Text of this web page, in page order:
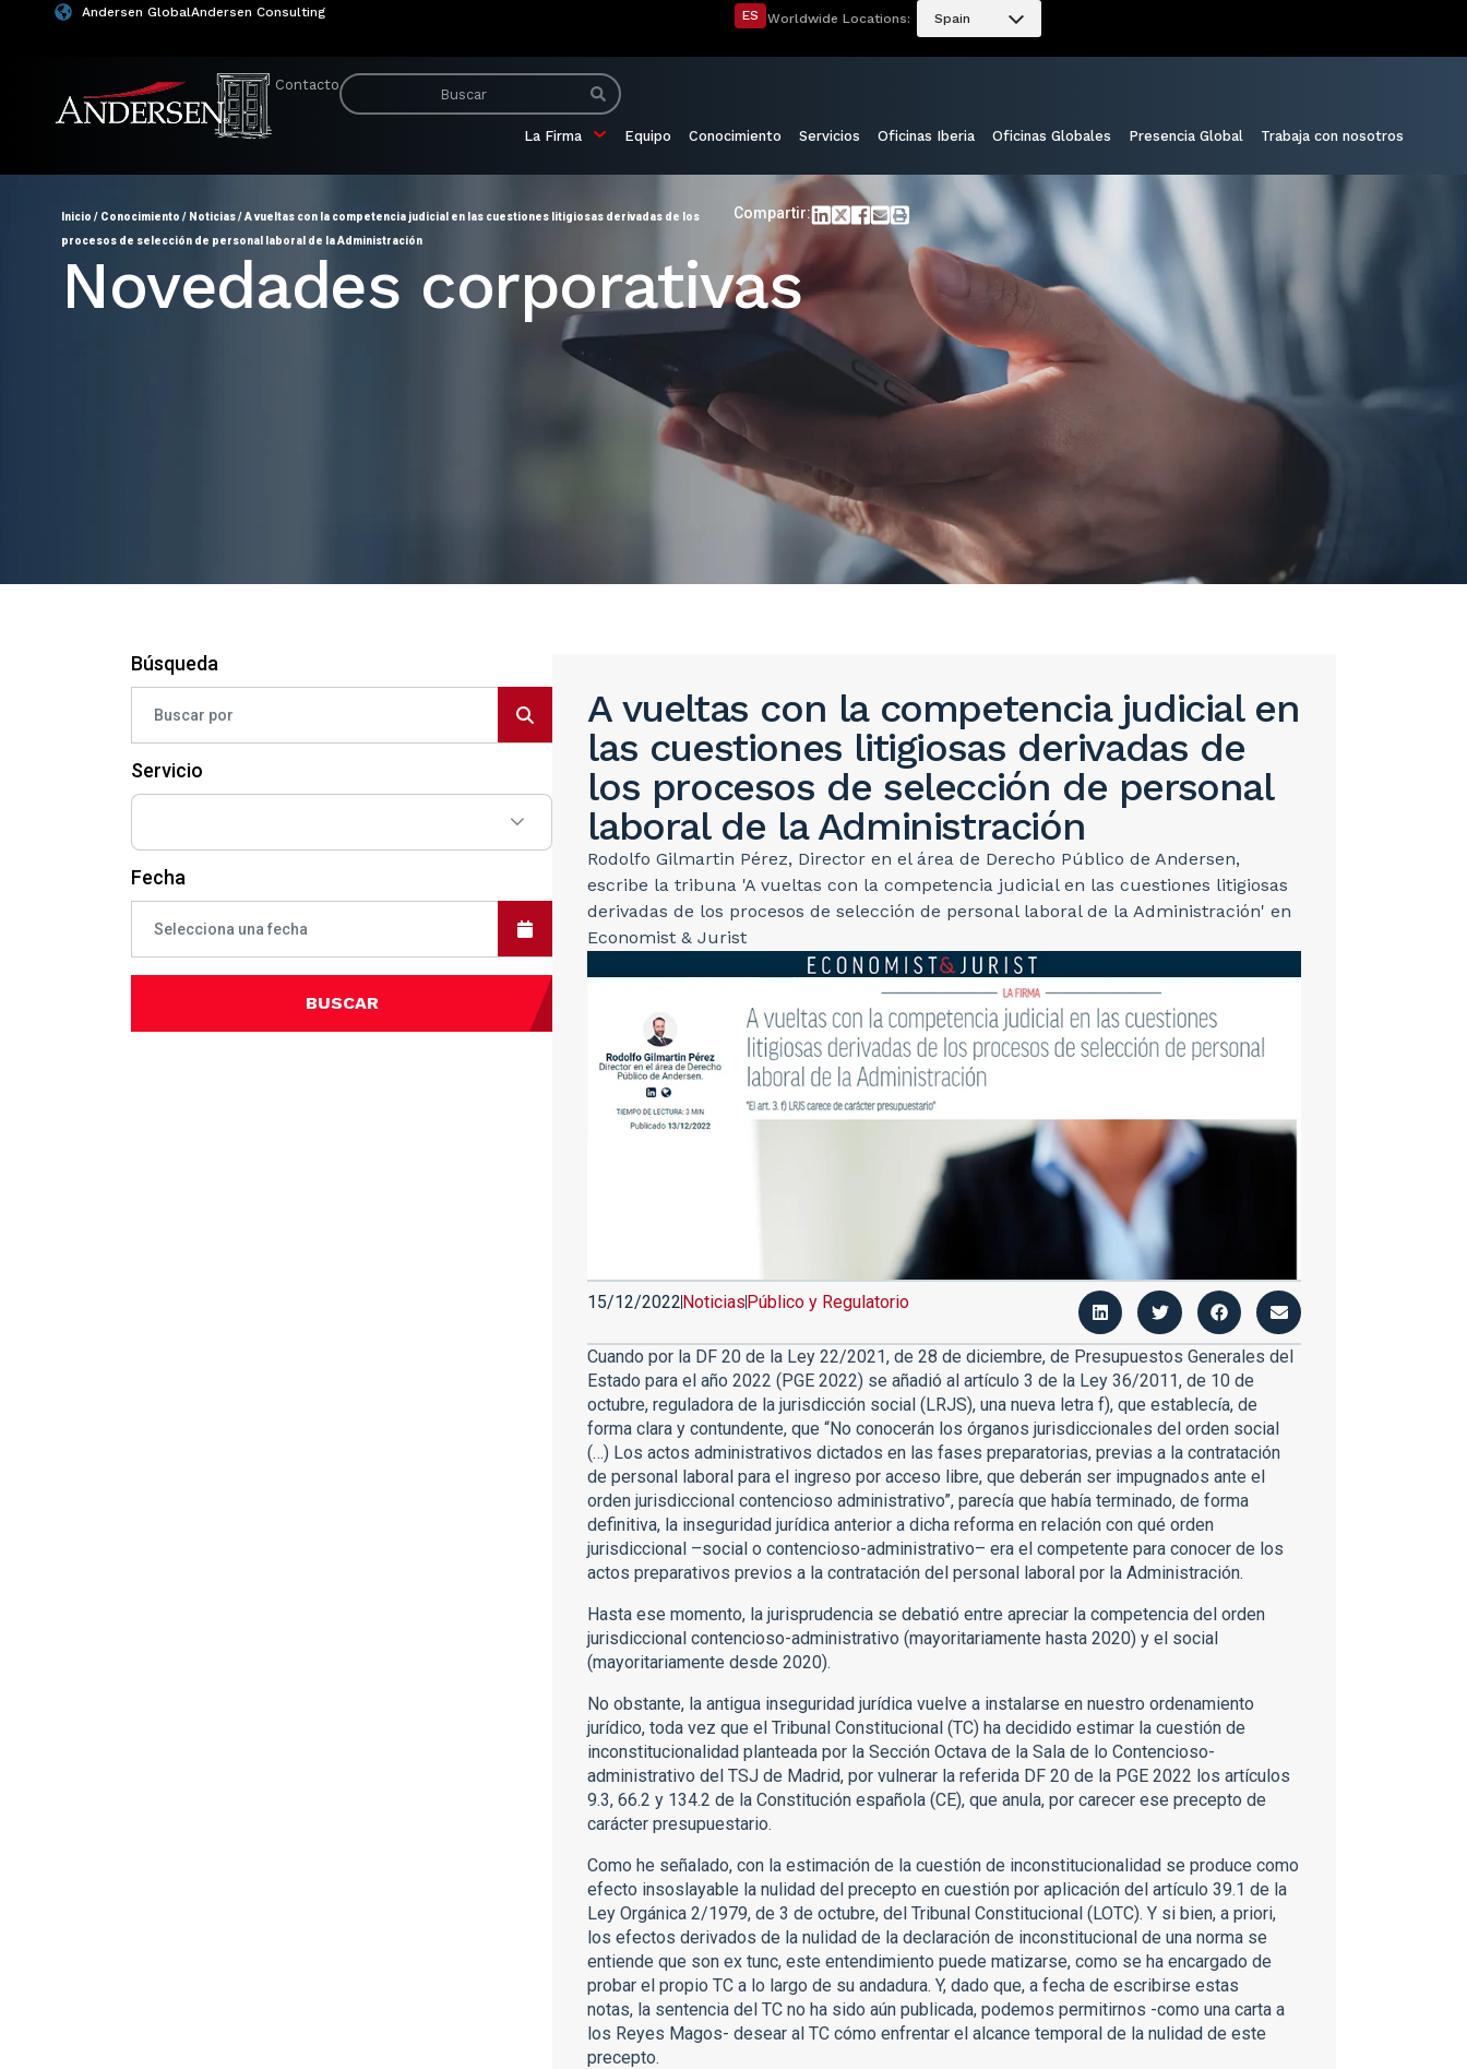
Andersen GlobalAndersen Consulting ES Worldwide Locations: Spain
Contacto
La Firma Equipo Conocimiento Servicios Oficinas Iberia Oficinas Globales Presencia Global Trabaja con nosotros
Inicio / Conocimiento / Noticias/A vueltas con la competencia judicial en las cuestiones litigiosas derivadas de los
procesos de selección de personal laboral de la Administración
Compartir:
Novedades corporativas
Búsqueda
Servicio
Fecha
BUSCAR
A vueltas con la competencia judicial en
las cuestiones litigiosas derivadas de
los procesos de selección de personal
laboral de la Administración
Rodolfo Gilmartin Pérez, Director en el área de Derecho Público de Andersen,
escribe la tribuna 'A vueltas con la competencia judicial en las cuestiones litigiosas
derivadas de los procesos de selección de personal laboral de la Administración' en
Economist & Jurist
15/12/2022NoticiasPúblico y Regulatorio
Cuando por la DF 20 de la Ley 22/2021, de 28 de diciembre, de Presupuestos Generales del
Estado para el año 2022 (PGE 2022) se añadió al artículo 3 de la Ley 36/2011, de 10 de
octubre, reguladora de la jurisdicción social (LRJS), una nueva letra f), que establecía, de
forma clara y contundente, que “No conocerán los órganos jurisdiccionales del orden social
(…) Los actos administrativos dictados en las fases preparatorias, previas a la contratación
de personal laboral para el ingreso por acceso libre, que deberán ser impugnados ante el
orden jurisdiccional contencioso administrativo”, parecía que había terminado, de forma
definitiva, la inseguridad jurídica anterior a dicha reforma en relación con qué orden
jurisdiccional –social o contencioso-administrativo– era el competente para conocer de los
actos preparativos previos a la contratación del personal laboral por la Administración.
Hasta ese momento, la jurisprudencia se debatió entre apreciar la competencia del orden
jurisdiccional contencioso-administrativo (mayoritariamente hasta 2020) y el social
(mayoritariamente desde 2020).
No obstante, la antigua inseguridad jurídica vuelve a instalarse en nuestro ordenamiento
jurídico, toda vez que el Tribunal Constitucional (TC) ha decidido estimar la cuestión de
inconstitucionalidad planteada por la Sección Octava de la Sala de lo Contencioso-
administrativo del TSJ de Madrid, por vulnerar la referida DF 20 de la PGE 2022 los artículos
9.3, 66.2 y 134.2 de la Constitución española (CE), que anula, por carecer ese precepto de
carácter presupuestario.
Como he señalado, con la estimación de la cuestión de inconstitucionalidad se produce como
efecto insoslayable la nulidad del precepto en cuestión por aplicación del artículo 39.1 de la
Ley Orgánica 2/1979, de 3 de octubre, del Tribunal Constitucional (LOTC). Y si bien, a priori,
los efectos derivados de la nulidad de la declaración de inconstitucional de una norma se
entiende que son ex tunc, este entendimiento puede matizarse, como se ha encargado de
probar el propio TC a lo largo de su andadura. Y, dado que, a fecha de escribirse estas
notas, la sentencia del TC no ha sido aún publicada, podemos permitirnos -como una carta a
los Reyes Magos- desear al TC cómo enfrentar el alcance temporal de la nulidad de este
precepto.